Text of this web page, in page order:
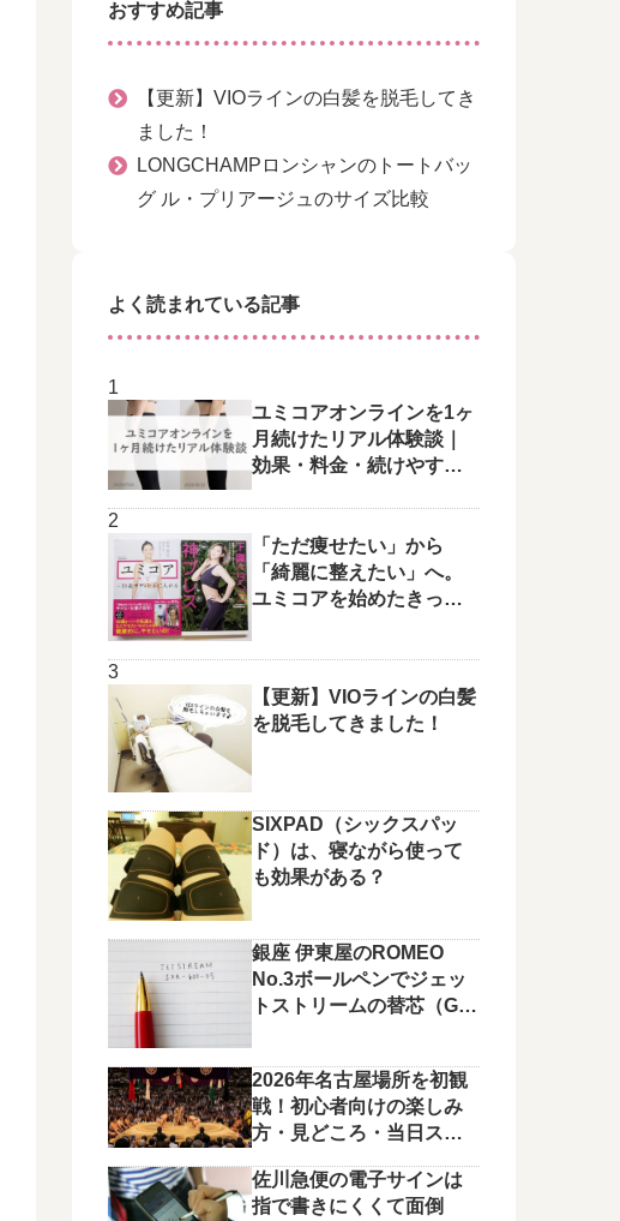
おすすめ記事
【更新】VIOラインの白髪を脱毛してき
ました！
LONGCHAMPロンシャンのトートバッ
グ ル・プリアージュのサイズ比較
よく読まれている記事
ユミコアオンラインを1ヶ
月続けたリアル体験談｜
効果・料金・続けやすさ
「ただ痩せたい」から
「綺麗に整えたい」へ。
ユミコアを始めたきっか
【更新】VIOラインの白髪
を脱毛してきました！
SIXPAD（シックスパッ
ド）は、寝ながら使って
も効果がある？
銀座 伊東屋のROMEO
No.3ボールペンでジェッ
トストリームの替芯（G2
2026年名古屋場所を初観
戦！初心者向けの楽しみ
方・見どころ・当日スケ
佐川急便の電子サインは
指で書きにくくて面倒